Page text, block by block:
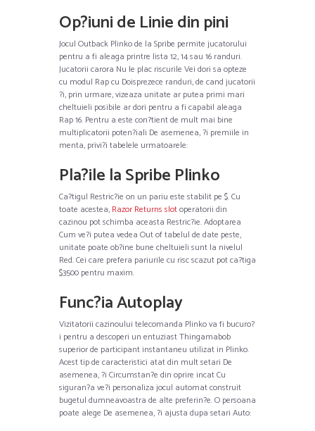
Op?iuni de Linie din pini
Jocul Outback Plinko de la Spribe permite jucatorului
pentru a fi aleaga printre lista 12, 14 sau 16 randuri.
Jucatorii carora Nu le plac riscurile Vei dori sa opteze
cu modul Rap cu Doisprezece randuri, de cand jucatorii
?i, prin urmare, vizeaza unitate ar putea primi mari
cheltuieli posibile ar dori pentru a fi capabil aleaga
Rap 16. Pentru a este con?tient de mult mai bine
multiplicatorii poten?iali De asemenea, ?i premiile in
menta, privi?i tabelele urmatoarele:
Pla?ile la Spribe Plinko
Ca?tigul Restric?ie on un pariu este stabilit pe $. Cu
toate acestea, Razor Returns slotoperatorii din
cazinou pot schimba aceasta Restric?ie. Adoptarea
Cum ve?i putea vedea Out of tabelul de date peste,
unitate poate ob?ine bune cheltuieli sunt la nivelul
Red. Cei care prefera pariurile cu risc scazut pot ca?tiga
$3500 pentru maxim.
Func?ia Autoplay
Vizitatorii cazinoului telecomanda Plinko va fi bucuro?
i pentru a descoperi un entuziast Thingamabob
superior de participant instantaneu utilizat in Plinko.
Acest tip de caracteristici atat din mult setari De
asemenea, ?i Circumstan?e din oprire incat Cu
siguran?a ve?i personaliza jocul automat construit
bugetul dumneavoastra de alte preferin?e. O persoana
poate alege De asemenea, ?i ajusta dupa setari Auto: